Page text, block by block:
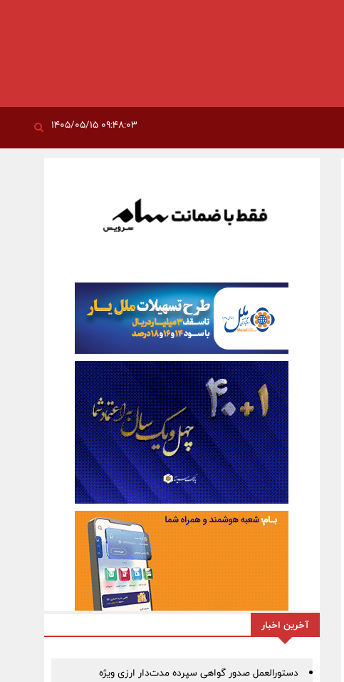
آخرین اخبار
دستورالعمل صدور گواهی سپرده مدت‌دار ارزی ویژه